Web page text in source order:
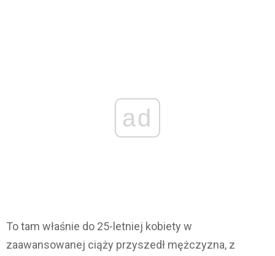
ad
To tam właśnie do 25-letniej kobiety w
zaawansowanej ciąży przyszedł mężczyzna, z